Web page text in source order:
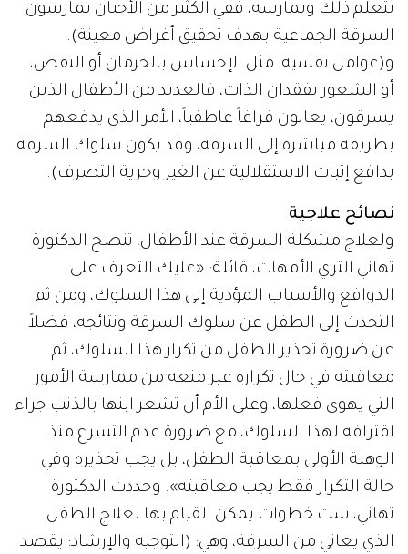
يتعلم ذلك ويمارسه، ففي الكثير من الأحيان يمارسون
السرقة الجماعية بهدف تحقيق أغراض معينة).
و(عوامل نفسية: مثل الإحساس بالحرمان أو النقص،
أو الشعور بفقدان الذات، فالعديد من الأطفال الذين
يسرقون، يعانون فراغاً عاطفياً، الأمر الذي يدفعهم
بطريقة مباشرة إلى السرقة، وقد يكون سلوك السرقة
بدافع إثبات الاستقلالية عن الغير وحرية التصرف).
نصائح علاجية
ولعلاج مشكلة السرقة عند الأطفال، تنصح الدكتورة
تهاني التري الأمهات، قائلة: «عليك التعرف على
الدوافع والأسباب المؤدية إلى هذا السلوك، ومن ثم
التحدث إلى الطفل عن سلوك السرقة ونتائجه، فضلاً
عن ضرورة تحذير الطفل من تكرار هذا السلوك، ثم
معاقبته في حال تكراره عبر منعه من ممارسة الأمور
التي يهوى فعلها، وعلى الأم أن تشعر ابنها بالذنب جراء
اقترافه لهذا السلوك، مع ضرورة عدم التسرع منذ
الوهلة الأولى بمعاقبة الطفل، بل يجب تحذيره وفي
حالة التكرار فقط يجب معاقبته». وحددت الدكتورة
تهاني، ست خطوات يمكن القيام بها لعلاج الطفل
الذي يعاني من السرقة، وهي: (التوجيه والإرشاد: يقصد